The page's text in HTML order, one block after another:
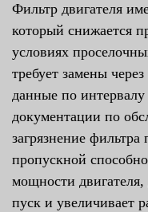
Фильтр двигателя
который снижается
условиях
требует замены
данные по интервалу
документации по
загрязнение
пропускной
мощности
пуск и увеличивает